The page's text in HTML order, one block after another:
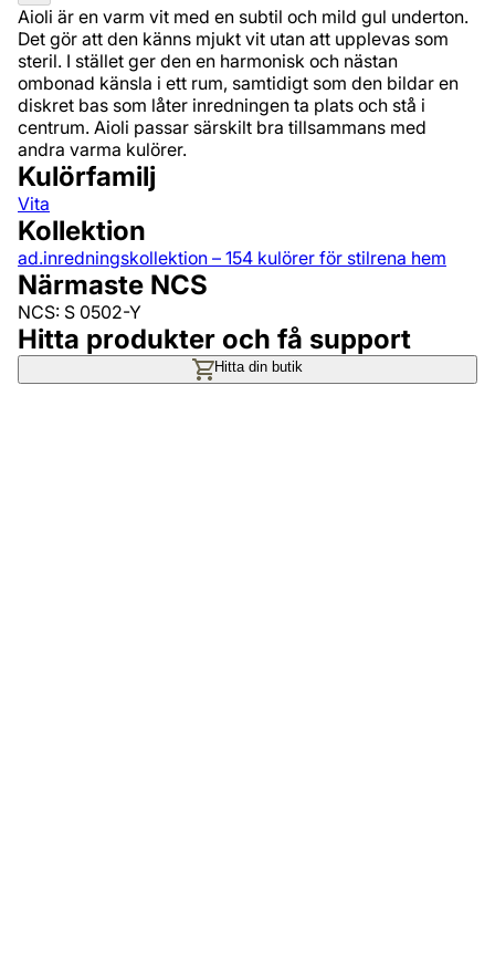
Aioli är en varm vit med en subtil och mild gul underton.
Det gör att den känns mjukt vit utan att upplevas som
steril. I stället ger den en harmonisk och nästan
ombonad känsla i ett rum, samtidigt som den bildar en
diskret bas som låter inredningen ta plats och stå i
centrum. Aioli passar särskilt bra tillsammans med
andra varma kulörer.
Kulörfamilj
Vita
Kollektion
ad.inredningskollektion – 154 kulörer för stilrena hem
Närmaste NCS
NCS: S 0502-Y
Hitta produkter och få support
Hitta din butik